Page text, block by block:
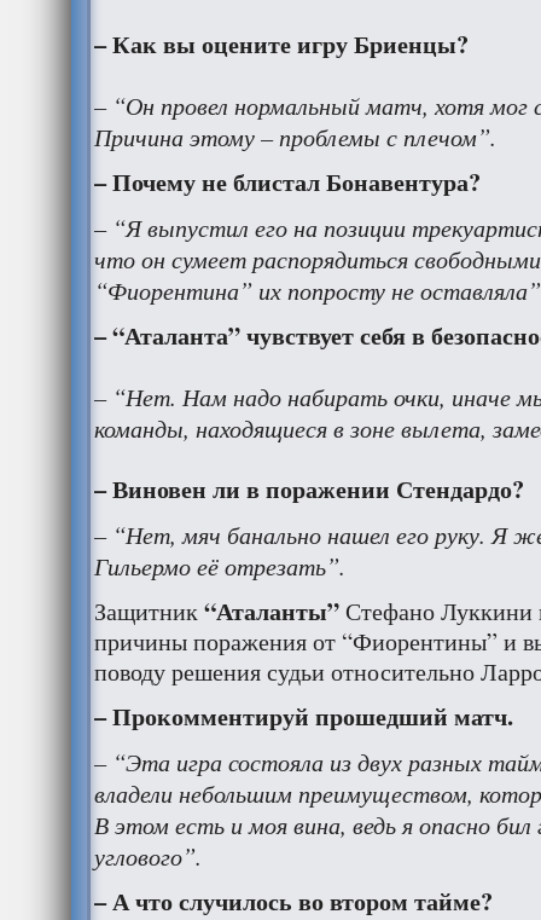
– Как вы оцените игру Бриенцы?
– “Он провел нормальный матч, хотя мог
Причина этому – проблемы с плечом”.
– Почему не блистал Бонавентура?
– “Я выпустил его на позиции
что он сумеет распорядиться
“Фиорентина” их попросту не
– “Аталанта” чувствует себя в
– “Нет. Нам надо набирать очки, иначе
команды, находящиеся в зоне вылета,
– Виновен ли в поражении Стендардо?
– “Нет, мяч банально нашел его руку. Я
Гильермо её отрезать”.
Защитник“Аталанты”Стефано Луккини
причины поражения от “Фиорентины” и
поводу решения судьи относительно
– Прокомментируй прошедший матч.
– “Эта игра состояла из двух разных
владели небольшим преимуществом,
В этом есть и моя вина, ведь я опасно бил
углового”.
– А что случилось во втором тайме?